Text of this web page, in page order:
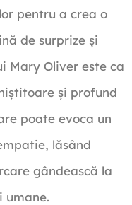
pentru a crea o
de surprize și
Mary Oliver este ca
și profund
poate evoca un
lăsând
gândească la